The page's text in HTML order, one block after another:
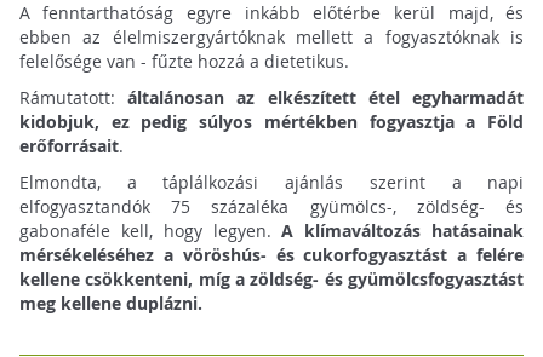
A fenntarthatóság egyre inkább előtérbe kerül majd, és
ebben az élelmiszergyártóknak mellett a fogyasztóknak is
felelősége van - fűzte hozzá a dietetikus.
Rámutatott:általánosan az elkészített étel egyharmadát
kidobjuk, ez pedig súlyos mértékben fogyasztja a Föld
erőforrásait.
Elmondta, a táplálkozási ajánlás szerint a napi
elfogyasztandók 75 százaléka gyümölcs-, zöldség- és
gabonaféle kell, hogy legyen.A klímaváltozás hatásainak
mérsékeléséhez a vöröshús- és cukorfogyasztást a felére
kellene csökkenteni, míg a zöldség- és gyümölcsfogyasztást
meg kellene duplázni.